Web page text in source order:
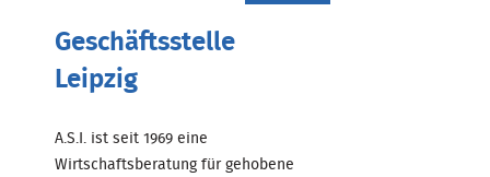
Geschäftsstelle
Leipzig
A.S.I. ist seit 1969 eine
Wirtschaftsberatung für gehobene